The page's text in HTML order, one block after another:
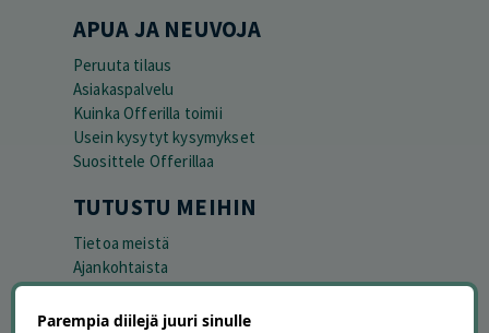
APUA JA NEUVOJA
Peruuta tilaus
Asiakaspalvelu
Kuinka Offerilla toimii
Usein kysytyt kysymykset
Suosittele Offerillaa
TUTUSTU MEIHIN
Tietoa meistä
Ajankohtaista
Tilaa uutiskirje
Avoimet työpaikat
Parempia diilejä juuri sinulle